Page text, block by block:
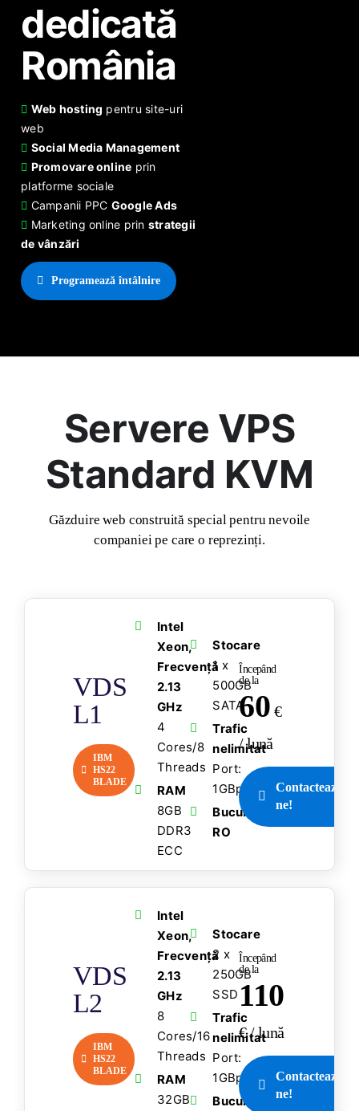
dedicată
România
Web hosting pentru site-uri
web
Social Media Management
Promovare online prin
platforme sociale
Campanii PPC Google Ads
Marketing online prin strategii
de vânzări
Programează întâlnire
Servere VPS
Standard KVM
Găzduire web construită special pentru nevoile
companiei pe care o reprezinți.
VDS
L1
IBM
HS22
BLADE
Intel
Xeon,
Frecvență
2.13
GHz
4
Cores/8
Threads
RAM
8GB
DDR3
ECC
Stocare
1 x
500GB
SATA
Trafic
nelimitat
Port:
1GBps
București,
RO
Începând
de la
60 €
/ lună
Contactează-
ne!
VDS
L2
IBM
HS22
BLADE
Intel
Xeon,
Frecvență
2.13
GHz
8
Cores/16
Threads
RAM
32GB
Stocare
2 x
250GB
SSD
Trafic
nelimitat
Port:
1GBps
București,
Începând
de la
110
€ / lună
Contactează-
ne!